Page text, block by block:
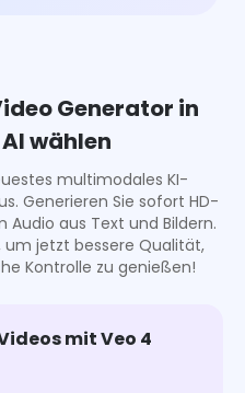
Generator in
wählen
multimodales KI-
Generieren Sie sofort HD-
aus Text und Bildern.
um jetzt bessere Qualität,
Kontrolle zu genießen!
mit Veo 4